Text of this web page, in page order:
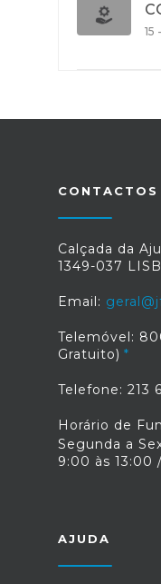
15
CONTACTOS
Calçada da
1349-037
Email:
Telemóvel:
Gratuito)
Telefone: 213
Horário de
Segunda a
9:00 às 13:00
AJUDA